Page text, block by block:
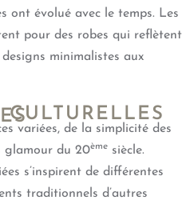
ont évolué avec le temps. Les
pour des robes qui reflètent
minimalistes aux
variées, de la simplicité des
glamour du 20ème siècle.
s’inspirent de différentes
traditionnels d’autres